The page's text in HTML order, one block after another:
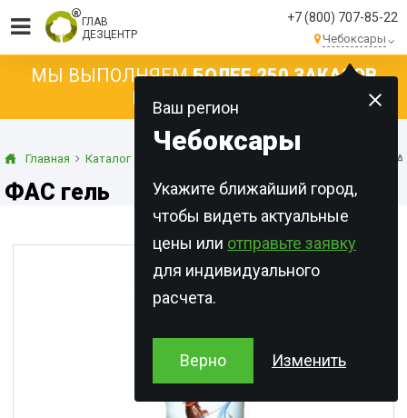
ГЛАВ
ДЕЗЦЕНТР
+7 (800) 707-85-22
Чебоксары
Ваш регион
Чебоксары
Укажите ближайший город,
чтобы видеть актуальные
цены или отправьте заявку
для индивидуального
расчета.
Верно Изменить
МЫ ВЫПОЛНЯЕМБОЛЕЕ 250 ЗАКАЗОВ
КАЖДЫЙ ДЕНЬ!
Главная Каталог Гелевые приманки
ФАС гель